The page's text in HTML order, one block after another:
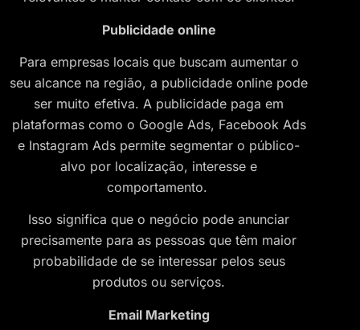
Publicidade online
Para empresas locais que buscam aumentar o
seu alcance na região, a publicidade online pode
ser muito efetiva. A publicidade paga em
plataformas como o Google Ads, Facebook Ads
e Instagram Ads permite segmentar o público-
alvo por localização, interesse e
comportamento.
Isso significa que o negócio pode anunciar
precisamente para as pessoas que têm maior
probabilidade de se interessar pelos seus
produtos ou serviços.
Email Marketing